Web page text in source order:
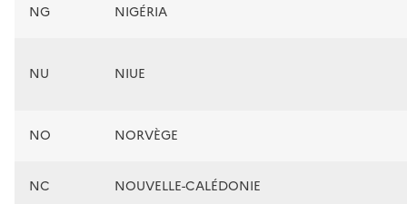
NG NIGÉRIA
NU NIUE
NO NORVÈGE
NC NOUVELLE-CALÉDONIE